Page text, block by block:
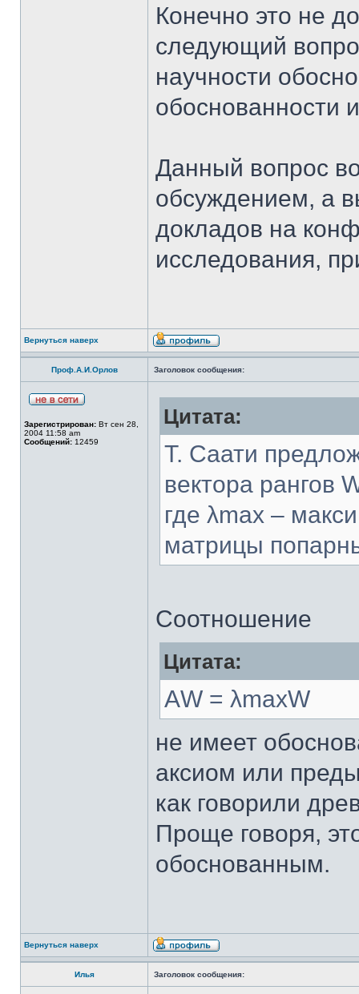
Конечно это не
следующий
научности
обоснованности
Данный вопрос
обсуждением, а
докладов на
исследования,
Вернуться наверх
Проф.А.И.Орлов Заголовок сообщения:
Зарегистрирован: Вт сен 28,
2004 11:58 am
Сообщений: 12459
Цитата:
Т. Саати
вектора рангов
где λmax –
матрицы
Соотношение
Цитата:
АW = λmaxW
не имеет
аксиом или
как говорили
Проще говоря,
обоснованным.
Вернуться наверх
Илья Заголовок сообщения: